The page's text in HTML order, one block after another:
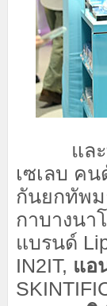
แล
เซเลบ ค
กันยกทัพม
กาบางนา
แบรนด์
IN2IT, แอ